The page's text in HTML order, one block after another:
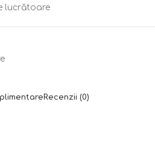
lucrătoare
Recenzii (0)